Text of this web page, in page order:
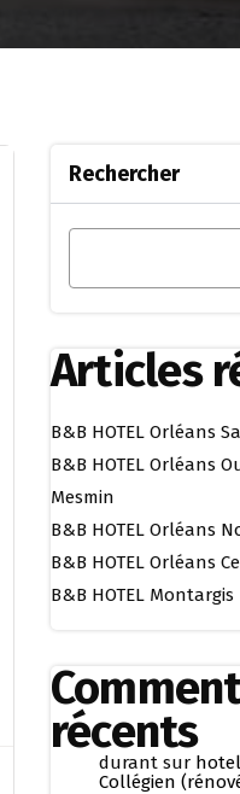
Rechercher
Articles
B&B HOTEL Orléans
B&B HOTEL Orléans
Mesmin
B&B HOTEL Orléans
B&B HOTEL Orléans
B&B HOTEL Montargis
récents
durant sur
Collégien